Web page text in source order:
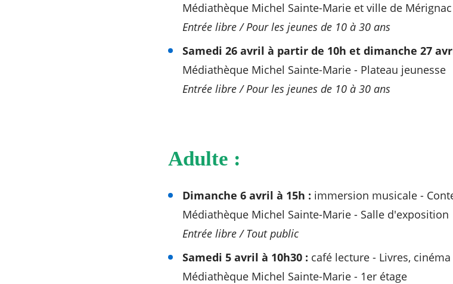
Médiathèque Michel Sainte-Marie et ville de Mérignac
Entrée libre / Pour les jeunes de 10 à 30 ans
Samedi 26 avril à partir de 10h et dimanche 27
Médiathèque Michel Sainte-Marie - Plateau jeunesse
Entrée libre / Pour les jeunes de 10 à 30 ans
Adulte :
Dimanche 6 avril à 15h : immersion musicale -
Médiathèque Michel Sainte-Marie - Salle d'exposition
Entrée libre / Tout public
Samedi 5 avril à 10h30 : café lecture - Livres,
Médiathèque Michel Sainte-Marie - 1er étage